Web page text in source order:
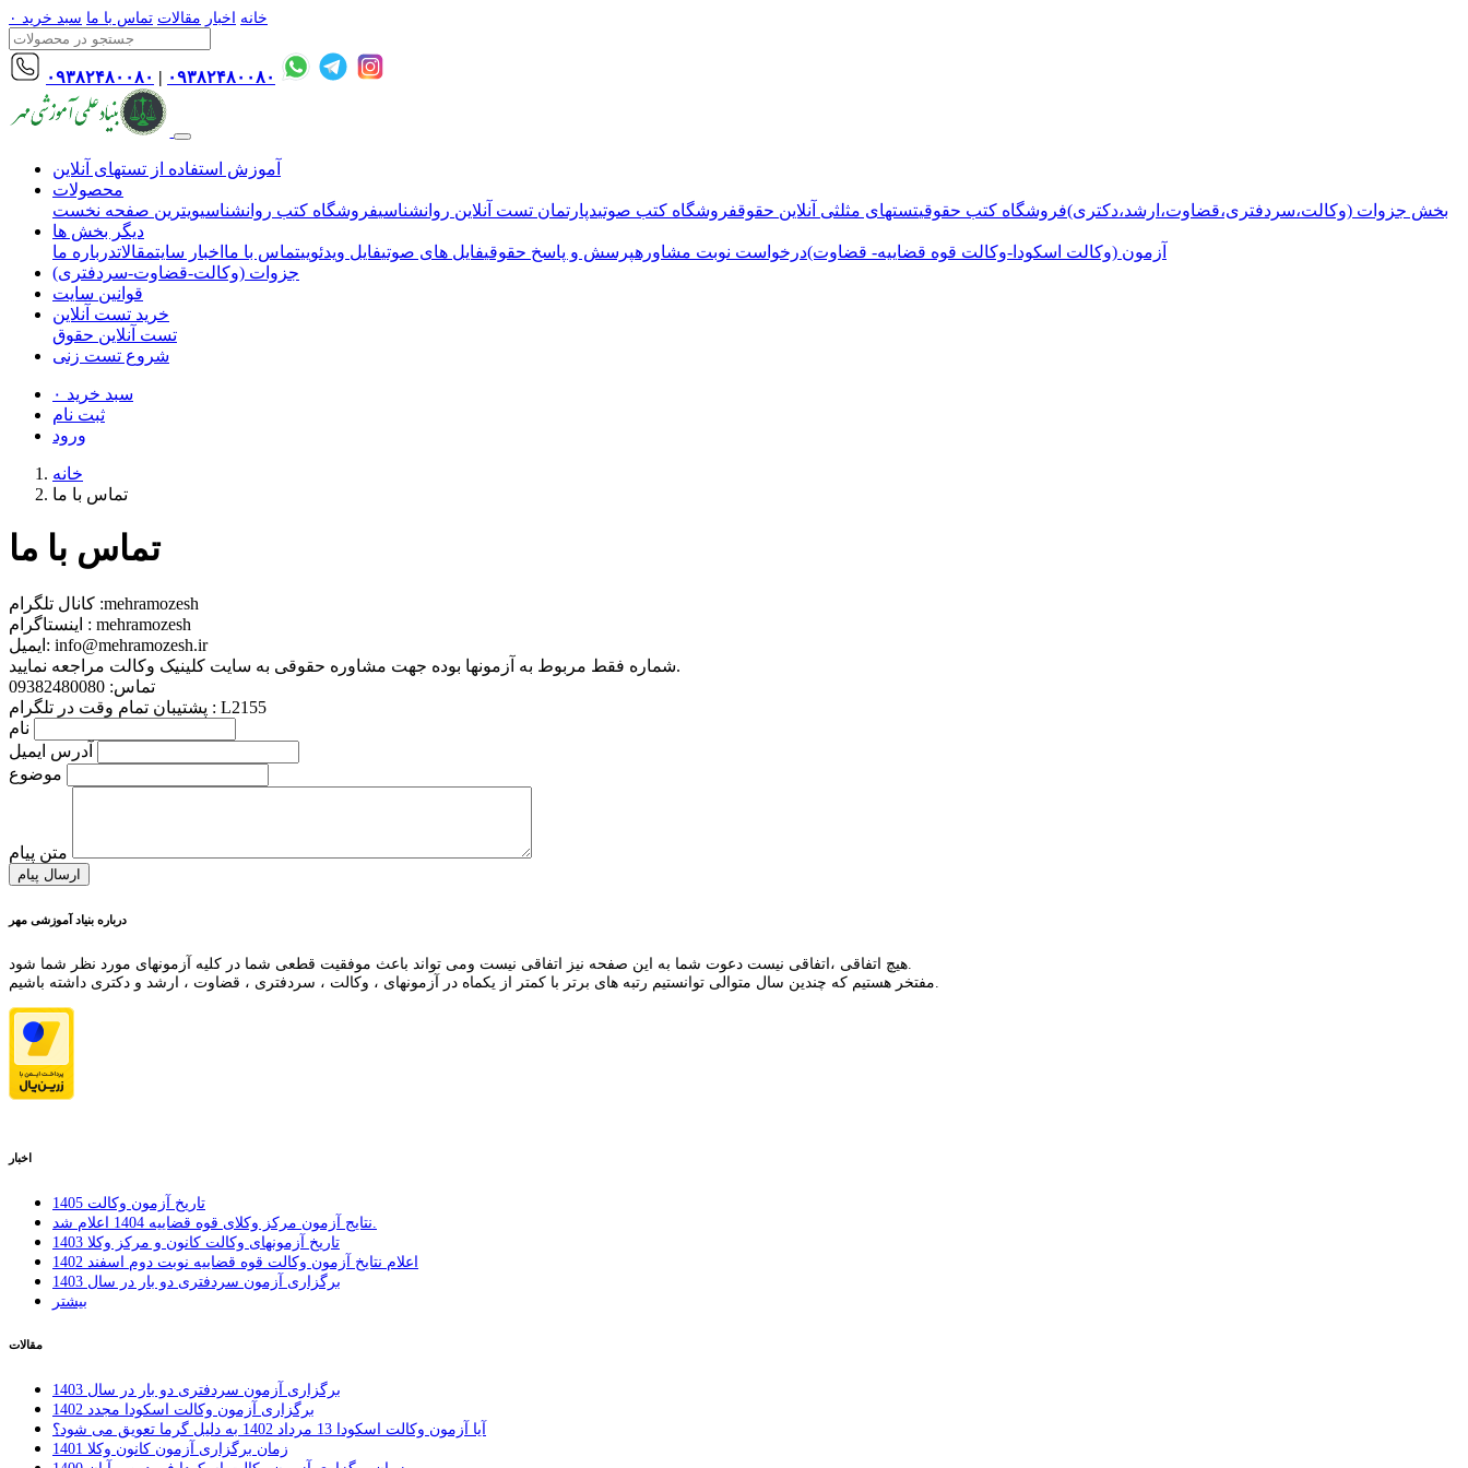
خانه اخبار مقالات تماس با ما سبد خرید ۰
۰۹۳۸۲۴۸۰۰۸۰ | ۰۹۳۸۲۴۸۰۰۸۰
آموزش استفاده از تستهای آنلاین
محصولات
بخش جزوات (وکالت،سردفتری،قضاوت،ارشد،دکتری)فروشگاه کتب حقوقیتستهای مثلثی آنلاین حقوقفروشگاه کتب صوتیدپارتمان تست آنلاین روانشناسیفروشگاه کتب روانشناسیویترین صفحه نخست
دیگر بخش ها
آزمون (وکالت اسکودا-وکالت قوه قضاییه- قضاوت)درخواست نوبت مشاورهپرسش و پاسخ حقوقیفایل های صوتیفایل ویدئوییتماس با ما اخبار سایتمقالاتدرباره ما
جزوات (وکالت-قضاوت-سردفتری)
قوانین سایت
خرید تست آنلاین
تست آنلاین حقوق
شروع تست زنی
سبد خرید ۰
ثبت نام
ورود
خانه
تماس با ما
تماس با ما
کانال تلگرام :mehramozesh
اینستاگرام : mehramozesh
ایمیل: info@mehramozesh.ir
شماره فقط مربوط به آزمونها بوده جهت مشاوره حقوقی به سایت کلینیک وکالت مراجعه نمایید.
تماس: 09382480080
پشتیبان تمام وقت در تلگرام : L2155
نام
آدرس ایمیل
موضوع
متن پیام
درباره بنیاد آموزشی مهر
اخبار
تاریخ آزمون وکالت 1405
تاریخ آزمونهای وکالت کانون و مرکز وکلا 1403
اعلام نتایخ آزمون وکالت قوه قضاییه نوبت دوم اسفند 1402
برگزاری آزمون سردفتری دو بار در سال 1403
بیشتر
مقالات
برگزاری آزمون سردفتری دو بار در سال 1403
برگزاری آزمون وکالت اسکودا مجدد 1402
ِآیا آزمون وکالت اسکودا 13 مرداد 1402 به دلیل گرما تعویق می شود؟
زمان برگزاری آزمون کانون وکلا 1401